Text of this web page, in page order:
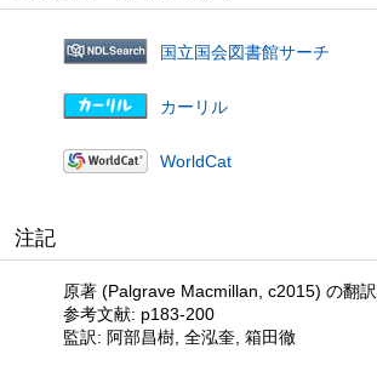
国立国会図書館サーチ
カーリル
WorldCat
注記
原著 (Palgrave Macmillan, c2015) の翻訳
参考文献: p183-200
監訳: 阿部昌樹, 全泓奎, 箱田徹